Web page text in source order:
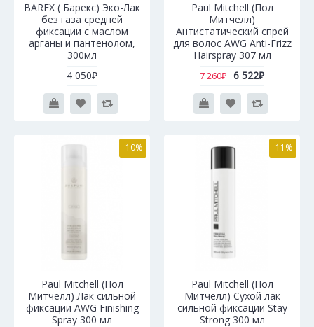
BAREX ( Барекс) Эко-Лак
без газа средней
фиксации с маслом
арганы и пантенолом,
300мл
4 050₽
Paul Mitchell (Пол
Митчелл)
Антистатический спрей
для волос AWG Anti-Frizz
Hairspray 307 мл
7 260₽ 6 522₽
-10%
Paul Mitchell (Пол
Митчелл) Лак сильной
фиксации AWG Finishing
Spray 300 мл
-11%
Paul Mitchell (Пол
Митчелл) Сухой лак
сильной фиксации Stay
Strong 300 мл